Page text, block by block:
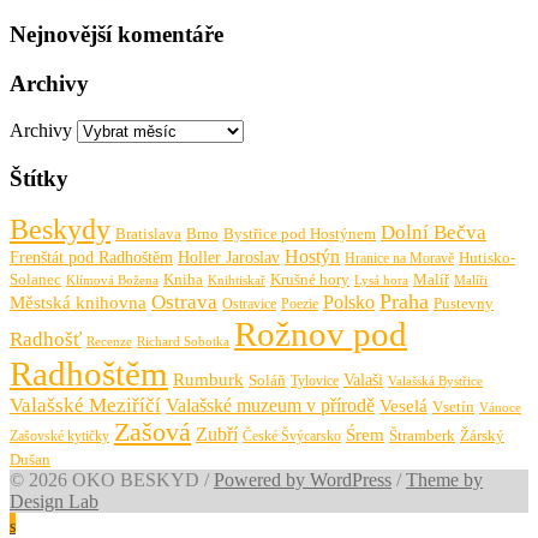
Nejnovější komentáře
Archivy
Archivy
Štítky
Beskydy Bratislava Brno Bystřice pod Hostýnem Dolní Bečva
Frenštát pod Radhoštěm Holler Jaroslav Hostýn Hranice na Moravě Hutisko-
Solanec Klímová Božena Kniha Knihtiskař Krušné hory Lysá hora Malíř Malíři
Městská knihovna Ostrava Ostravice Poezie Polsko Praha Pustevny
Radhošť Recenze Richard Sobotka Rožnov pod
Radhoštěm Rumburk Soláň Tylovice Valaši Valašská Bystřice
Valašské Meziříčí Valašské muzeum v přírodě Veselá Vsetín Vánoce
Zašovské kytičky Zašová Zubří České Švýcarsko Śrem Štramberk Žárský
Dušan
© 2026 OKO BESKYD / Powered by WordPress /Theme by
Design Lab